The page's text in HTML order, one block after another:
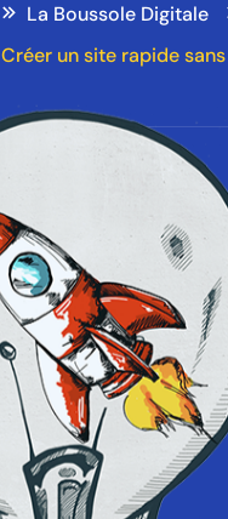
La Boussole Digitale
Créer un site rapide